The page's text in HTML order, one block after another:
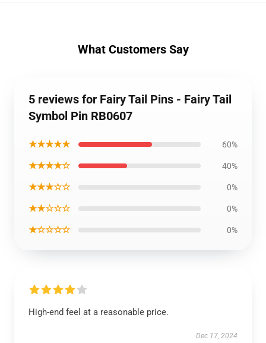
What Customers Say
5 reviews for Fairy Tail Pins - Fairy Tail
Symbol Pin RB0607
★★★★★ 60%
★★★★☆ 40%
★★★☆☆ 0%
★★☆☆☆ 0%
★☆☆☆☆ 0%
High-end feel at a reasonable price.
Dec 17, 2024